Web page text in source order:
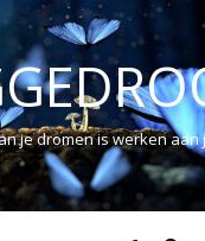
je dromen is werken aan